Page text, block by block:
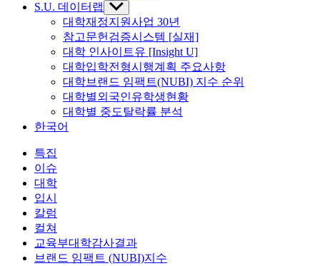
S.U. 데이터랩
Show
sub
menu
대학재정지원사업 30년
참고문헌검증시스템 [실재]
대학 인사이트유 [Insight U]
대학입학전형시행계획 주요사항
대학브랜드 임팩트(NUBI) 지수 순위
대학별외국인유학생현황
대학별 중도탈락률 분석
한국어
특집
이슈
대학
입시
칼럼
컬쳐
교육부대학감사결과
브랜드 임팩트 (NUBI)지수